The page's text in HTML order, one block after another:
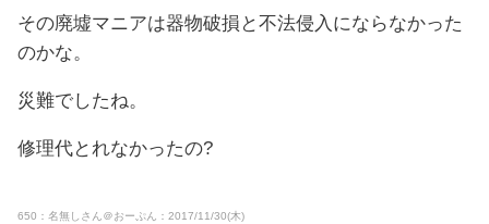
その廃墟マニアは器物破損と不法侵入にならなかった
のかな。
災難でしたね。
修理代とれなかったの?
650：名無しさん＠おーぷん：2017/11/30(木)